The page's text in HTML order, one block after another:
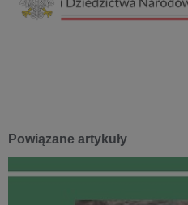
Powiązane artykuły